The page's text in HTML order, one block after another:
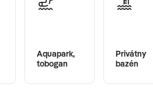
Aquapark,
tobogan
Privátny
bazén